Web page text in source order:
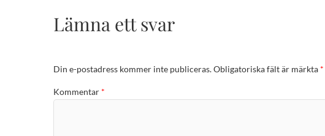
Lämna ett svar
Din e-postadress kommer inte publiceras.Obligatoriska fält är märkta *
Kommentar *